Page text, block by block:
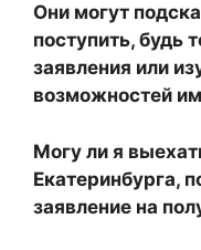
Они могут
поступить, будь
заявления или
возможностей
Могу ли я
Екатеринбурга,
заявление на